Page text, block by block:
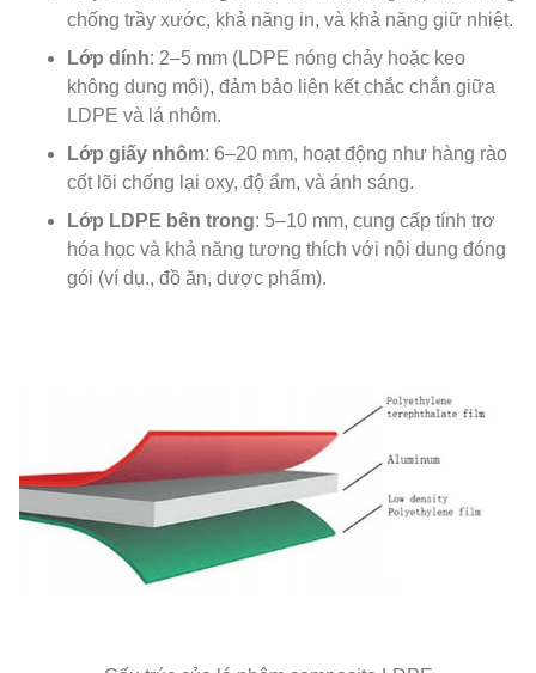
chống trầy xước, khả năng in, và khả năng giữ nhiệt.
Lớp dính: 2–5 mm (LDPE nóng chảy hoặc keo
không dung môi), đảm bảo liên kết chắc chắn giữa
LDPE và lá nhôm.
Lớp giấy nhôm: 6–20 mm, hoạt động như hàng rào
cốt lõi chống lại oxy, độ ẩm, và ánh sáng.
Lớp LDPE bên trong: 5–10 mm, cung cấp tính trơ
hóa học và khả năng tương thích với nội dung đóng
gói (ví dụ., đồ ăn, dược phẩm).